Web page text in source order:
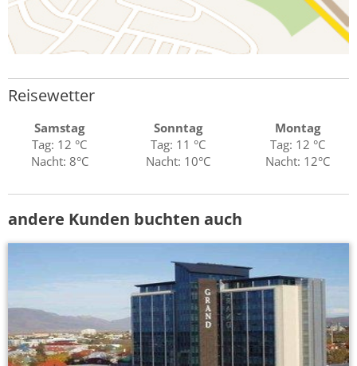
Reisewetter
Samstag
Tag: 12 °C
Nacht: 8°C
Sonntag
Tag: 11 °C
Nacht: 10°C
Montag
Tag: 12 °C
Nacht: 12°C
andere Kunden buchten auch